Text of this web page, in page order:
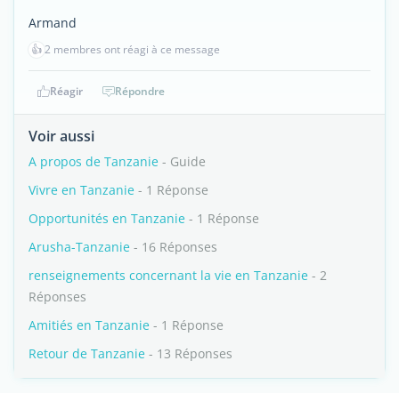
Armand
👍2 membres ont réagi à ce message
Réagir Répondre
Voir aussi
A propos de Tanzanie - Guide
Vivre en Tanzanie - 1 Réponse
Opportunités en Tanzanie - 1 Réponse
Arusha-Tanzanie - 16 Réponses
renseignements concernant la vie en Tanzanie - 2
Réponses
Amitiés en Tanzanie - 1 Réponse
Retour de Tanzanie - 13 Réponses